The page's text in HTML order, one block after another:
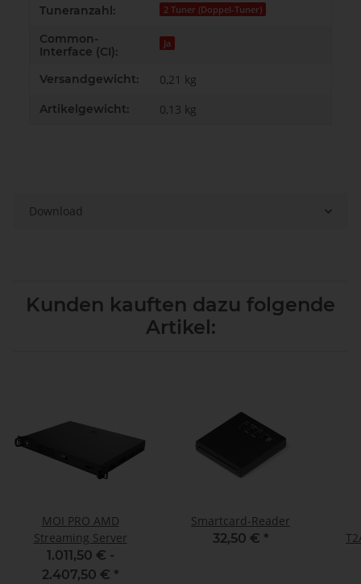
Tuneranzahl: 2 Tuner (Doppel-Tuner)
Common-
Interface (CI):
Ja
Versandgewicht: 0,21 kg
Artikelgewicht: 0,13 kg
Download
Kunden kauften dazu folgende
Artikel:
MOI PRO AMD
Streaming Server
1.011,50 € -
2.407,50 € *
Smartcard-Reader
32,50 € *